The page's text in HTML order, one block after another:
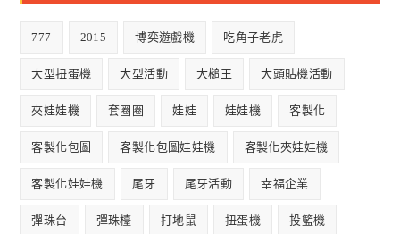
777 2015 博奕遊戲機 吃角子老虎
大型扭蛋機 大型活動 大槌王 大頭貼機活動
夾娃娃機 套圈圈 娃娃 娃娃機 客製化
客製化包圖 客製化包圖娃娃機 客製化夾娃娃機
客製化娃娃機 尾牙 尾牙活動 幸福企業
彈珠台 彈珠檯 打地鼠 扭蛋機 投籃機